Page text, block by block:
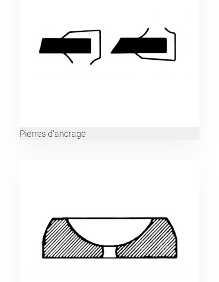
Pierres d’ancrage